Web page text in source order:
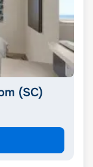
(SC)